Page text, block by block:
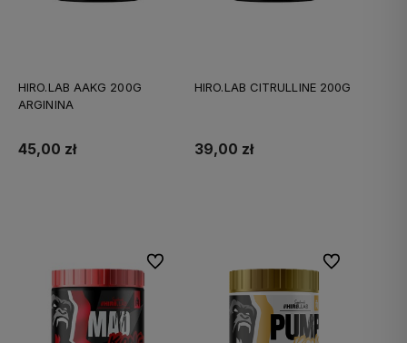
HIRO.LAB AAKG 200G
ARGININA
45,00 zł
HIRO.LAB CITRULLINE 200G
39,00 zł
Do ulubionych Do ulubionych